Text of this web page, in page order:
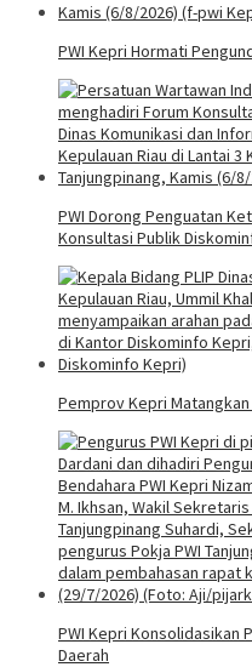
PWI Kepri Hormati
PWI Dorong Penguatan
Konsultasi Publik
Pemprov Kepri
PWI Kepri Konsolidasikan
Daerah